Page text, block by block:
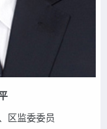
监委委员